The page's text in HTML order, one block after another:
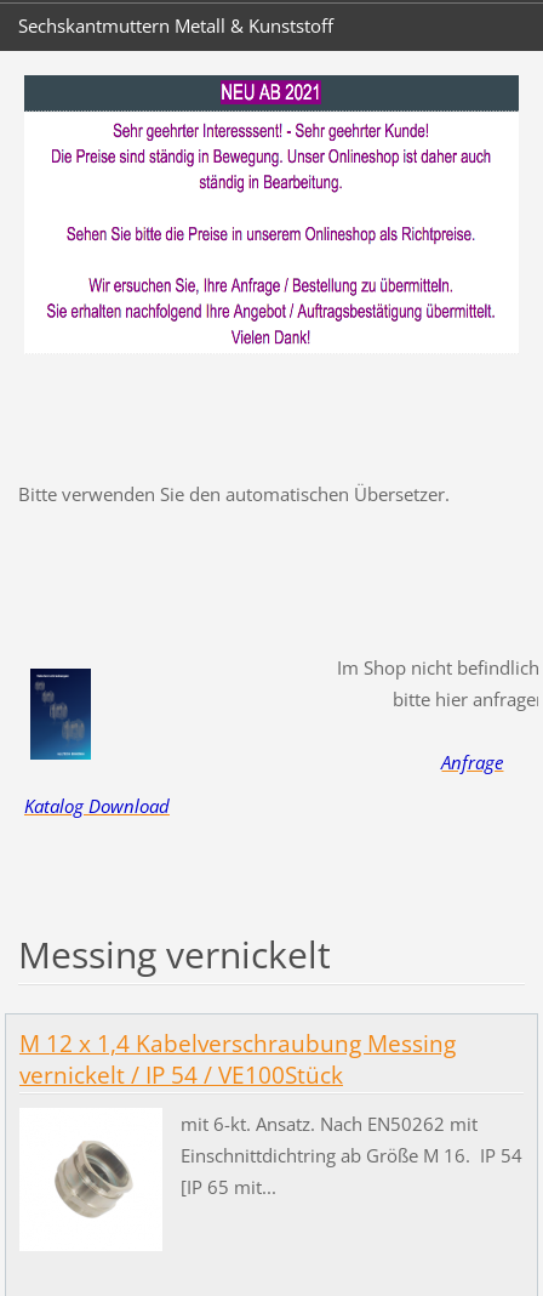
Sechskantmuttern Metall & Kunststoff
Bitte verwenden Sie den automatischen Übersetzer.
Im Shop nicht
bitte hier
Anfrage
Katalog Download
Messing vernickelt
M 12 x 1,4 Kabelverschraubung Messing
vernickelt / IP 54 / VE100Stück
mit 6-kt. Ansatz. Nach EN50262 mit
Einschnittdichtring ab Größe M 16. IP 54
[IP 65 mit...